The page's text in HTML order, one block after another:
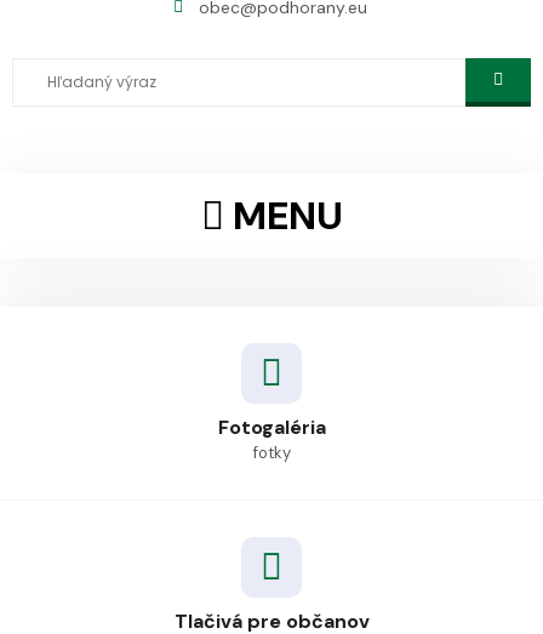
obec@podhorany.eu
MENU
Fotogaléria
fotky
Tlačivá pre občanov